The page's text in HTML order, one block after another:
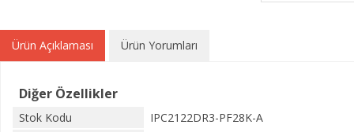
Ürün Açıklaması Ürün Yorumları
Diğer Özellikler
Stok Kodu
IPC2122DR3-PF28K-A